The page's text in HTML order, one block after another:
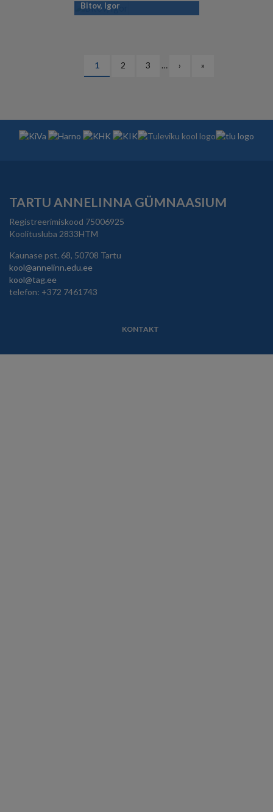
Bitov, Igor
Eesolev
leht
1 Lehekülg
2 Lehekülg
3 …
Järgmine
›
Viimane
»
TARTU ANNELINNA GÜMNAASIUM
Registreerimiskood 75006925
Koolitusluba 2833HTM
Kaunase pst. 68, 50708 Tartu
kool@annelinn.edu.ee
kool@tag.ee
telefon: +372 7461743
KONTAKT